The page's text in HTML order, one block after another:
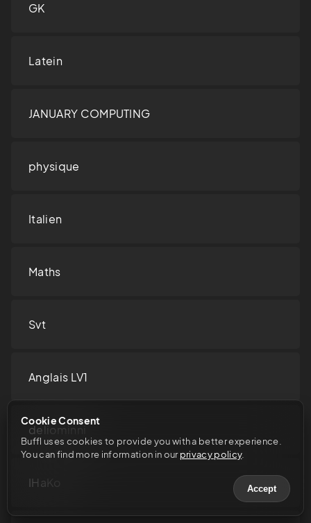
Cookie Consent
Buffl uses cookies to provide you with a better experience.
You can find more information in our privacy policy.
Accept
GK
Latein
JANUARY COMPUTING
physique
Italien
Maths
Svt
Anglais LV1
deliominni
IHaKo